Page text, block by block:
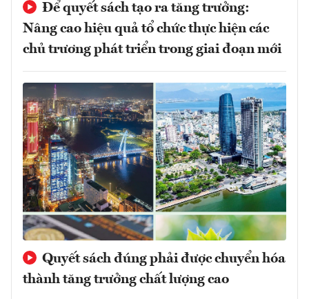
Để quyết sách tạo ra tăng trưởng:
Nâng cao hiệu quả tổ chức thực hiện các
chủ trương phát triển trong giai đoạn mới
Quyết sách đúng phải được chuyển hóa
thành tăng trưởng chất lượng cao